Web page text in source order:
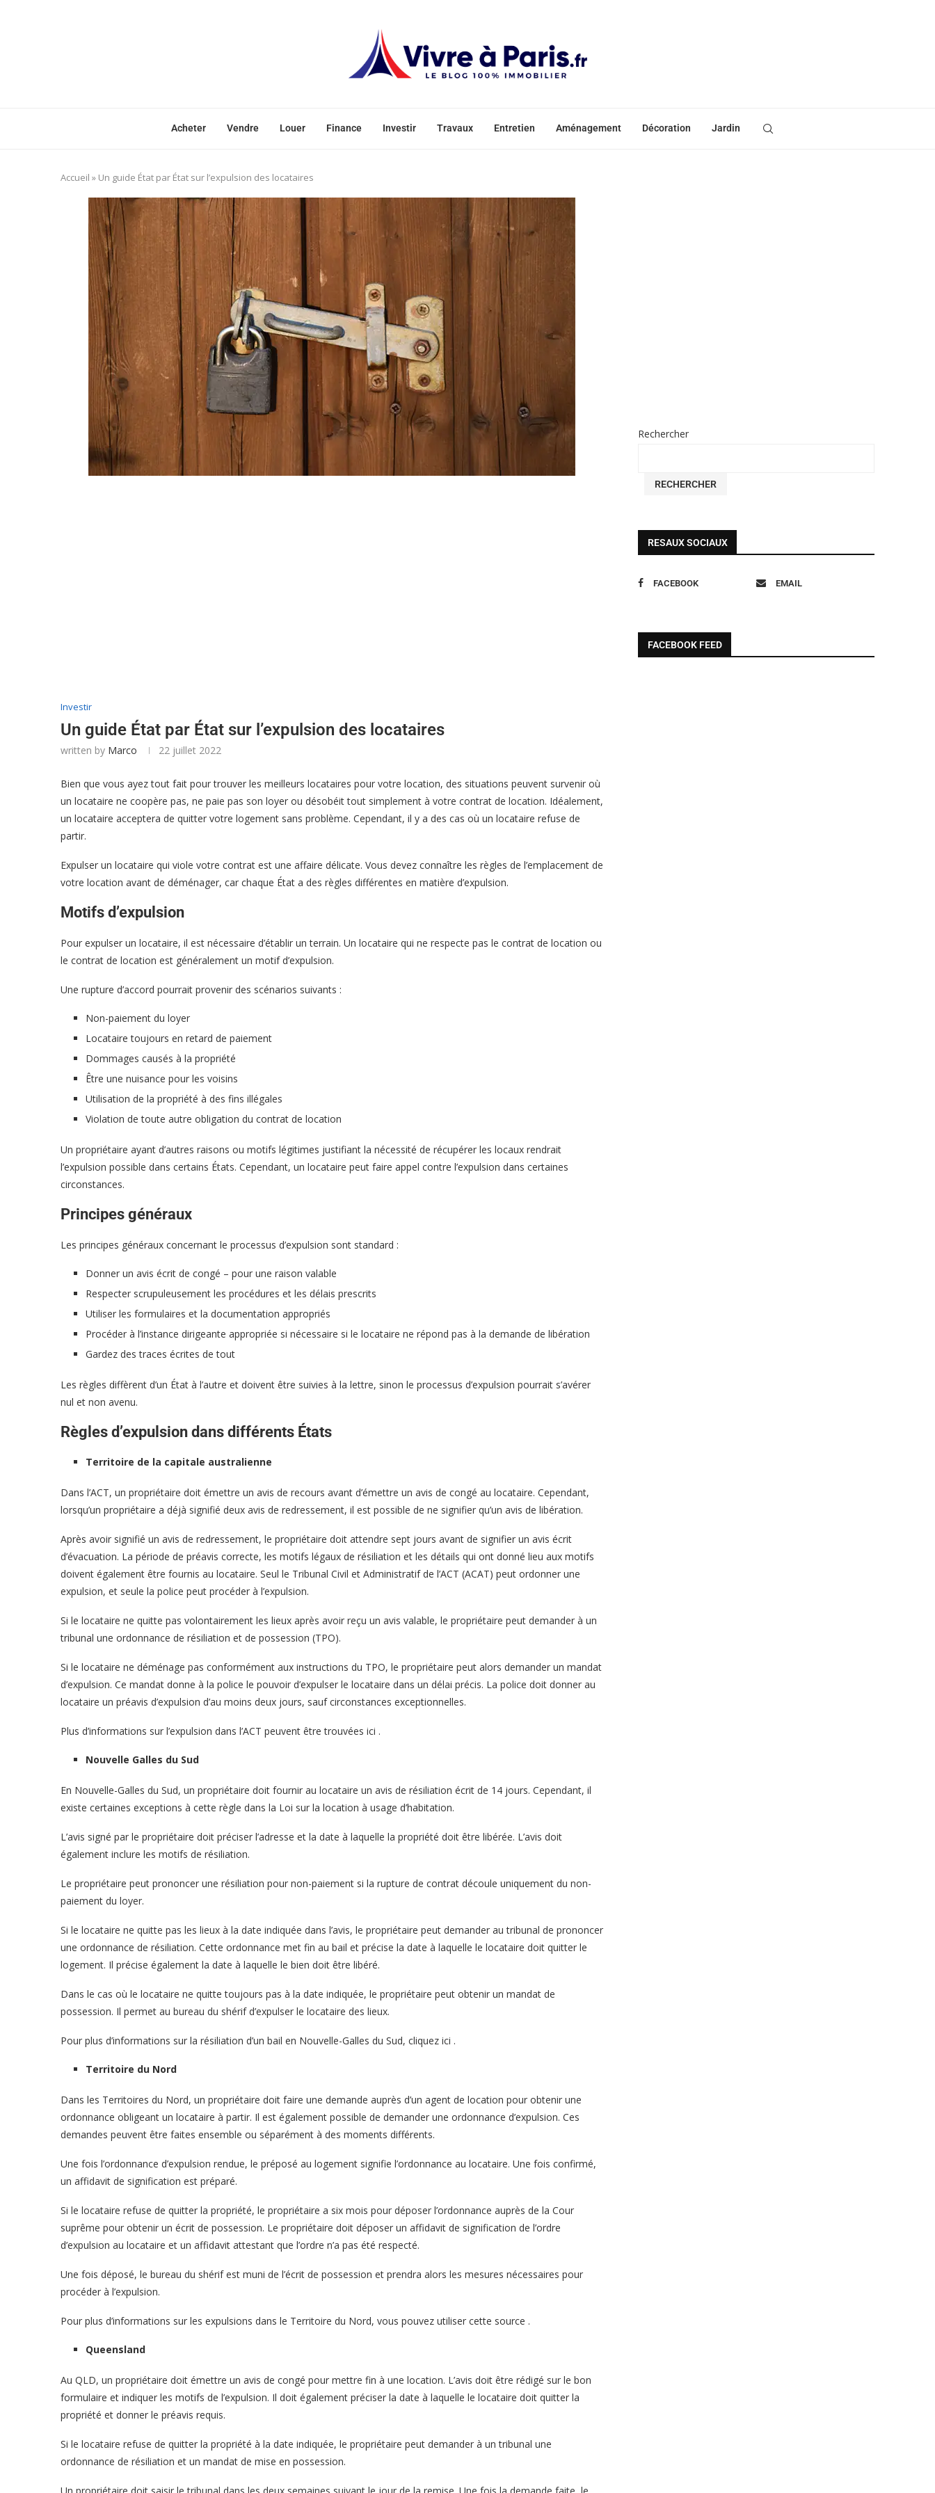
Acheter Vendre Louer Finance Investir Travaux Entretien Aménagement Décoration Jardin
Accueil » Un guide État par État sur l’expulsion des locataires
Investir
Un guide État par État sur l’expulsion des locataires
written by Marco 22 juillet 2022
Bien que vous ayez tout fait pour trouver les meilleurs locataires pour votre location, des situations peuvent survenir où
un locataire ne coopère pas, ne paie pas son loyer ou désobéit tout simplement à votre contrat de location. Idéalement,
un locataire acceptera de quitter votre logement sans problème. Cependant, il y a des cas où un locataire refuse de
partir.
Expulser un locataire qui viole votre contrat est une affaire délicate. Vous devez connaître les règles de l’emplacement de
votre location avant de déménager, car chaque État a des règles différentes en matière d’expulsion.
Motifs d’expulsion
Pour expulser un locataire, il est nécessaire d’établir un terrain. Un locataire qui ne respecte pas le contrat de location ou
le contrat de location est généralement un motif d’expulsion.
Une rupture d’accord pourrait provenir des scénarios suivants :
Non-paiement du loyer
Locataire toujours en retard de paiement
Dommages causés à la propriété
Être une nuisance pour les voisins
Utilisation de la propriété à des fins illégales
Violation de toute autre obligation du contrat de location
Un propriétaire ayant d’autres raisons ou motifs légitimes justifiant la nécessité de récupérer les locaux rendrait
l’expulsion possible dans certains États. Cependant, un locataire peut faire appel contre l’expulsion dans certaines
circonstances.
Principes généraux
Les principes généraux concernant le processus d’expulsion sont standard :
Donner un avis écrit de congé – pour une raison valable
Respecter scrupuleusement les procédures et les délais prescrits
Utiliser les formulaires et la documentation appropriés
Procéder à l’instance dirigeante appropriée si nécessaire si le locataire ne répond pas à la demande de libération
Gardez des traces écrites de tout
Les règles diffèrent d’un État à l’autre et doivent être suivies à la lettre, sinon le processus d’expulsion pourrait s’avérer
nul et non avenu.
Règles d’expulsion dans différents États
Territoire de la capitale australienne
Dans l’ACT, un propriétaire doit émettre un avis de recours avant d’émettre un avis de congé au locataire. Cependant,
lorsqu’un propriétaire a déjà signifié deux avis de redressement, il est possible de ne signifier qu’un avis de libération.
Après avoir signifié un avis de redressement, le propriétaire doit attendre sept jours avant de signifier un avis écrit
d’évacuation. La période de préavis correcte, les motifs légaux de résiliation et les détails qui ont donné lieu aux motifs
doivent également être fournis au locataire. Seul le Tribunal Civil et Administratif de l’ACT (ACAT) peut ordonner une
expulsion, et seule la police peut procéder à l’expulsion.
Si le locataire ne quitte pas volontairement les lieux après avoir reçu un avis valable, le propriétaire peut demander à un
tribunal une ordonnance de résiliation et de possession (TPO).
Si le locataire ne déménage pas conformément aux instructions du TPO, le propriétaire peut alors demander un mandat
d’expulsion. Ce mandat donne à la police le pouvoir d’expulser le locataire dans un délai précis. La police doit donner au
locataire un préavis d’expulsion d’au moins deux jours, sauf circonstances exceptionnelles.
Plus d’informations sur l’expulsion dans l’ACT peuvent être trouvées ici .
Nouvelle Galles du Sud
En Nouvelle-Galles du Sud, un propriétaire doit fournir au locataire un avis de résiliation écrit de 14 jours. Cependant, il
existe certaines exceptions à cette règle dans la Loi sur la location à usage d’habitation.
L’avis signé par le propriétaire doit préciser l’adresse et la date à laquelle la propriété doit être libérée. L’avis doit
également inclure les motifs de résiliation.
Le propriétaire peut prononcer une résiliation pour non-paiement si la rupture de contrat découle uniquement du non-
paiement du loyer.
Si le locataire ne quitte pas les lieux à la date indiquée dans l’avis, le propriétaire peut demander au tribunal de prononcer
une ordonnance de résiliation. Cette ordonnance met fin au bail et précise la date à laquelle le locataire doit quitter le
logement. Il précise également la date à laquelle le bien doit être libéré.
Dans le cas où le locataire ne quitte toujours pas à la date indiquée, le propriétaire peut obtenir un mandat de
possession. Il permet au bureau du shérif d’expulser le locataire des lieux.
Pour plus d’informations sur la résiliation d’un bail en Nouvelle-Galles du Sud, cliquez ici .
Territoire du Nord
Dans les Territoires du Nord, un propriétaire doit faire une demande auprès d’un agent de location pour obtenir une
ordonnance obligeant un locataire à partir. Il est également possible de demander une ordonnance d’expulsion. Ces
demandes peuvent être faites ensemble ou séparément à des moments différents.
Une fois l’ordonnance d’expulsion rendue, le préposé au logement signifie l’ordonnance au locataire. Une fois confirmé,
un affidavit de signification est préparé.
Si le locataire refuse de quitter la propriété, le propriétaire a six mois pour déposer l’ordonnance auprès de la Cour
suprême pour obtenir un écrit de possession. Le propriétaire doit déposer un affidavit de signification de l’ordre
d’expulsion au locataire et un affidavit attestant que l’ordre n’a pas été respecté.
Une fois déposé, le bureau du shérif est muni de l’écrit de possession et prendra alors les mesures nécessaires pour
procéder à l’expulsion.
Pour plus d’informations sur les expulsions dans le Territoire du Nord, vous pouvez utiliser cette source .
Queensland
Au QLD, un propriétaire doit émettre un avis de congé pour mettre fin à une location. L’avis doit être rédigé sur le bon
formulaire et indiquer les motifs de l’expulsion. Il doit également préciser la date à laquelle le locataire doit quitter la
propriété et donner le préavis requis.
Si le locataire refuse de quitter la propriété à la date indiquée, le propriétaire peut demander à un tribunal une
ordonnance de résiliation et un mandat de mise en possession.
Rechercher
RECHERCHER
RESAUX SOCIAUX
FACEBOOK EMAIL
FACEBOOK FEED